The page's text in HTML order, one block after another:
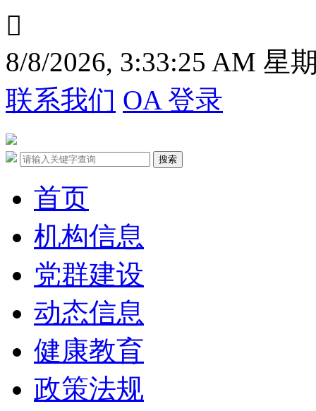

8/8/2026, 3:33:25 AM 星
联系我们 OA 登录
首页
机构信息
党群建设
动态信息
健康教育
政策法规